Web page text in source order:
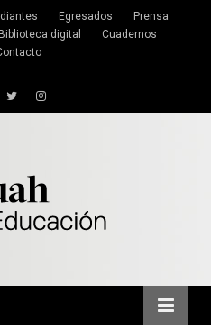
Egresados
Prensa
Biblioteca digital
Cuadernos
TwitterInstagram